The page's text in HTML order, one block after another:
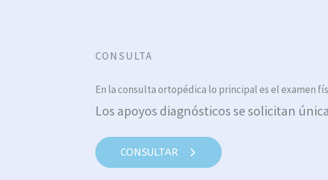
CONSULTA
En la consulta ortopédica lo principal es el examen
Los apoyos diagnósticos se solicitan
CONSULTAR